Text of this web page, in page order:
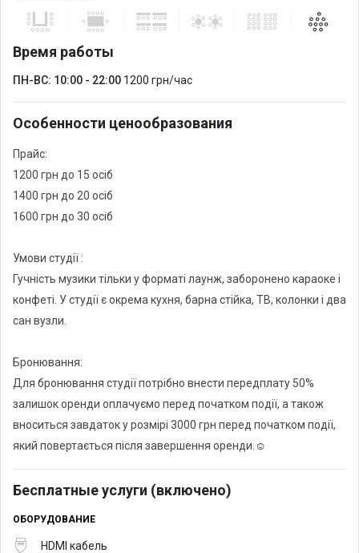
Время работы
ПН-ВС: 10:00 - 22:00 1200 грн/час
Особенности ценообразования
Прайс:
1200 грн до 15 осіб
1400 грн до 20 осіб
1600 грн до 30 осіб
Умови студії :
Гучність музики тільки у форматі лаунж, заборонено караоке і
конфеті. У студії є окрема кухня, барна стійка, ТВ, колонки і два
сан вузли.
Бронювання:
Для бронювання студії потрібно внести передплату 50%
залишок оренди оплачуємо перед початком події, а також
вноситься завдаток у розмірі 3000 грн перед початком події,
який повертається після завершення оренди.☺️
Бесплатные услуги (включено)
ОБОРУДОВАНИЕ
HDMI кабель